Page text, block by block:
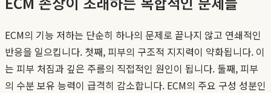
ECM의 기능 저하는 단순히 하나의 문제로 끝나지 않고 연쇄적인
반응을 일으킵니다. 첫째, 피부의 구조적 지지력이 약화됩니다. 이
는 피부 처짐과 깊은 주름의 직접적인 원인이 됩니다. 둘째, 피부
의 수분 보유 능력이 급격히 감소합니다. ECM의 주요 구성 성분인